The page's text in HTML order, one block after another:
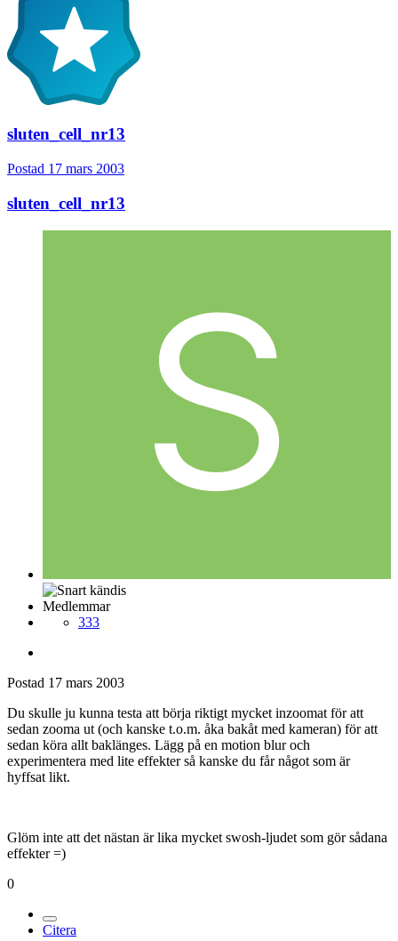
sluten_cell_nr13
Postad 17 mars 2003
sluten_cell_nr13
Medlemmar
333
Postad 17 mars 2003
Du skulle ju kunna testa att börja riktigt mycket inzoomat för att
sedan zooma ut (och kanske t.o.m. åka bakåt med kameran) för att
sedan köra allt baklänges. Lägg på en motion blur och
experimentera med lite effekter så kanske du får något som är
hyffsat likt.
Glöm inte att det nästan är lika mycket swosh-ljudet som gör sådana
effekter =)
0
Citera